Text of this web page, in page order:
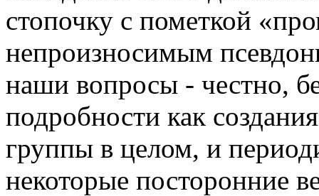
стопочку с пометкой
непроизносимым
наши вопросы - честно,
подробности как
группы в целом, и
некоторые посторонние